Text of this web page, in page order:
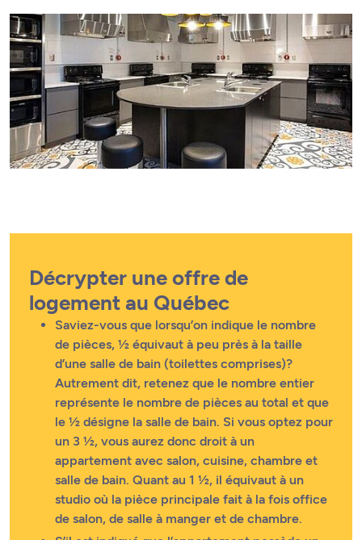
Décrypter une offre de
logement au Québec
Saviez-vous que lorsqu’on indique le nombre
de pièces, ½ équivaut à peu près à la taille
d’une salle de bain (toilettes comprises)?
Autrement dit, retenez que le nombre entier
représente le nombre de pièces au total et que
le ½ désigne la salle de bain. Si vous optez pour
un 3 ½, vous aurez donc droit à un
appartement avec salon, cuisine, chambre et
salle de bain. Quant au 1 ½, il équivaut à un
studio où la pièce principale fait à la fois office
de salon, de salle à manger et de chambre.